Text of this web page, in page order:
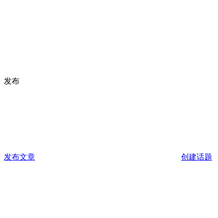
发布
发布文章 创建话题